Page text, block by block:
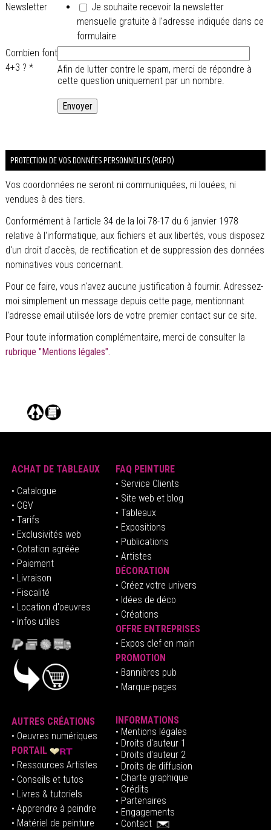
Newsletter
Je souhaite recevoir la newsletter
mensuelle gratuite à l'adresse indiquée dans ce
formulaire
Combien font
4+3 ? *
Afin de lutter contre le spam, merci de répondre à
cette question uniquement par un nombre.
PROTECTION DE VOS DONNÉES PERSONNELLES (RGPD)
Vos coordonnées ne seront ni communiquées, ni louées, ni
vendues à des tiers.
Conformément à l'article 34 de la loi 78-17 du 6 janvier 1978
relative à l'informatique, aux fichiers et aux libertés, vous disposez
d'un droit d'accès, de rectification et de suppression des données
nominatives vous concernant.
Pour ce faire, vous n'avez aucune justification à fournir. Adressez-
moi simplement un message depuis cette page, mentionnant
l'adresse email utilisée lors de votre premier contact sur ce site.
Pour toute information complémentaire, merci de consulter la
rubrique "Mentions légales".
ACHAT DE TABLEAUX
• Catalogue
• CGV
• Tarifs
• Exclusivités web
• Cotation agréée
• Paiement
• Livraison
• Fiscalité
• Location d'oeuvres
• Infos utiles
FAQ PEINTURE
• Service Clients
• Site web et blog
• Tableaux
• Expositions
• Publications
• Artistes
DÉCORATION
• Créez votre univers
• Idées de déco
• Créations
OFFRE ENTREPRISES
• Expos clef en main
PROMOTION
• Bannières pub
• Marque-pages
AUTRES CRÉATIONS
• Oeuvres numériques
PORTAIL
• Ressources Artistes
• Conseils et tutos
• Livres & tutoriels
• Apprendre à peindre
• Matériel de peinture
INFORMATIONS
• Mentions légales
• Droits d'auteur1
• Droits d'auteur 2
• Droits de diffusion
• Charte graphique
• Crédits
• Partenaires
• Engagements
• Contact